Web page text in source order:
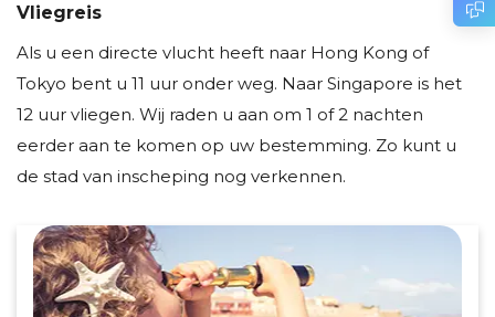
Vliegreis
Als u een directe vlucht heeft naar Hong Kong of
Tokyo bent u 11 uur onder weg. Naar Singapore is het
12 uur vliegen. Wij raden u aan om 1 of 2 nachten
eerder aan te komen op uw bestemming. Zo kunt u
de stad van inscheping nog verkennen.